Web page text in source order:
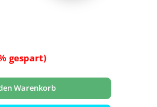
gespart)
Warenkorb